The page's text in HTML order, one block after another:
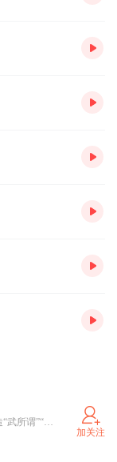
喜马拉雅6-12岁原创故事系列，近半年打造“武所谓”“戚丝尼”热门IP收获一亿播放！ 异能者觉醒，跨越世界，掌控力量与命运之门！
加关注